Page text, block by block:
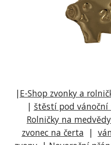
|E-Shop zvonky a
| štěstí pod
Rolničky na medvědy
zvonec na čerta |